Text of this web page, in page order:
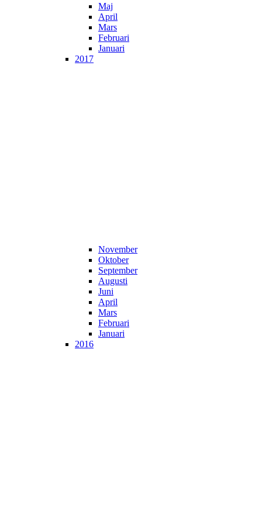
Maj
April
Mars
Februari
Januari
2017
November
Oktober
September
Augusti
Juni
April
Mars
Februari
Januari
2016